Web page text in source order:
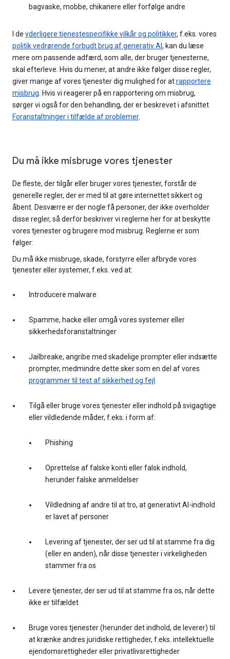
bagvaske, mobbe, chikanere eller forfølge andre
I de yderligere tjenestespecifikke vilkår og politikker, f.eks. vores
politik vedrørende forbudt brug af generativ AI, kan du læse
mere om passende adfærd, som alle, der bruger tjenesterne,
skal efterleve. Hvis du mener, at andre ikke følger disse regler,
giver mange af vores tjenester dig mulighed for atrapportere
misbrug. Hvis vi reagerer på en rapportering om misbrug,
sørger vi også for den behandling, der er beskrevet i afsnittet
Foranstaltninger i tilfælde af problemer.
Du må ikke misbruge vores tjenester
De fleste, der tilgår eller bruger vores tjenester, forstår de
generelle regler, der er med til at gøre internettet sikkert og
åbent. Desværre er der nogle få personer, der ikke overholder
disse regler, så derfor beskriver vi reglerne her for at beskytte
vores tjenester og brugere mod misbrug. Reglerne er som
følger:
Du må ikke misbruge, skade, forstyrre eller afbryde vores
tjenester eller systemer, f.eks. ved at:
Introducere malware
Spamme, hacke eller omgå vores systemer eller
sikkerhedsforanstaltninger
Jailbreake, angribe med skadelige prompter eller indsætte
prompter, medmindre dette sker som en del af vores
programmer til test af sikkerhed og fejl
Tilgå eller bruge vores tjenester eller indhold på svigagtige
eller vildledende måder, f.eks. i form af:
Phishing
Oprettelse af falske konti eller falsk indhold,
herunder falske anmeldelser
Vildledning af andre til at tro, at generativt AI-indhold
er lavet af personer
Levering af tjenester, der ser ud til at stamme fra dig
(eller en anden), når disse tjenester i virkeligheden
stammer fra os
Levere tjenester, der ser ud til at stamme fra os, når dette
ikke er tilfældet
Bruge vores tjenester (herunder det indhold, de leverer) til
at krænke andres juridiske rettigheder, f.eks. intellektuelle
ejendomsrettigheder eller privatlivsrettigheder